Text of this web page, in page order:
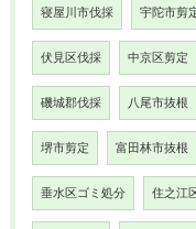
寝屋川市伐採 宇陀市剪
伏見区伐採 中京区剪定
磯城郡伐採 八尾市抜根
堺市剪定 富田林市抜根
垂水区ゴミ処分 住之江